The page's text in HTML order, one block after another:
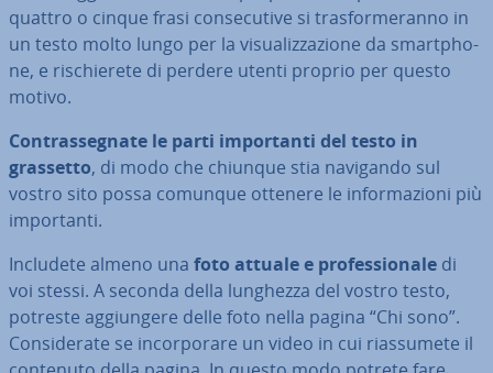
quattro o cinque frasi con­se­cu­ti­ve si tra­sfor­me­ran­no in
un testo molto lungo per la vi­sua­liz­za­zio­ne da smart­pho­
ne, e ri­schie­re­te di perdere utenti proprio per questo
motivo.
Con­tras­se­gna­te le parti im­por­tan­ti del testo in
grassetto, di modo che chiunque stia navigando sul
vostro sito possa comunque ottenere le in­for­ma­zio­ni più
im­por­tan­ti.
Includete almeno una foto attuale e pro­fes­sio­na­le di
voi stessi. A seconda della lunghezza del vostro testo,
potreste ag­giun­ge­re delle foto nella pagina “Chi sono”.
Con­si­de­ra­te se in­cor­po­ra­re un video in cui rias­su­me­te il